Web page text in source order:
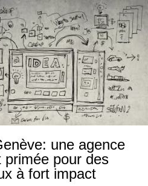
une agence
primée pour des
à fort impact